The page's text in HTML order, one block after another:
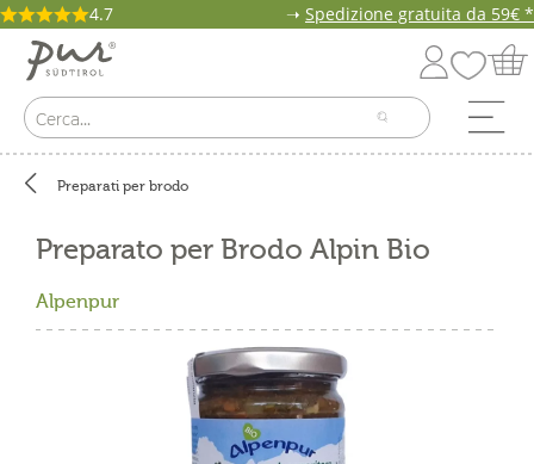
4.7 ➝ Spedizione gratuita da 59€ *
Preparati per brodo
Preparato per Brodo Alpin Bio
Alpenpur